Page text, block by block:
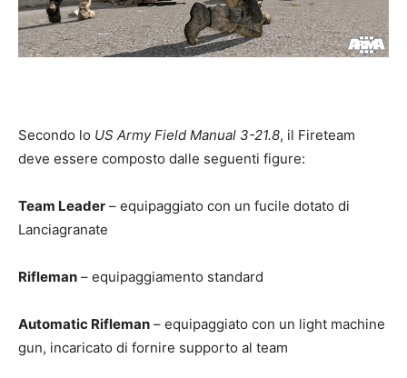
Secondo lo US Army Field Manual 3-21.8, il Fireteam
deve essere composto dalle seguenti figure:
Team Leader – equipaggiato con un fucile dotato di
Lanciagranate
Rifleman – equipaggiamento standard
Automatic Rifleman – equipaggiato con un light machine
gun, incaricato di fornire supporto al team